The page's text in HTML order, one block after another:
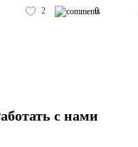
2 0
с нами